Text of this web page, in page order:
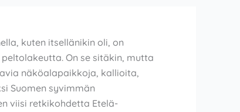
kuten itsellänikin oli, on
On se sitäkin, mutta
näköalapaikkoja, kallioita,
Suomen syvimmän
viisi retkikohdetta Etelä-